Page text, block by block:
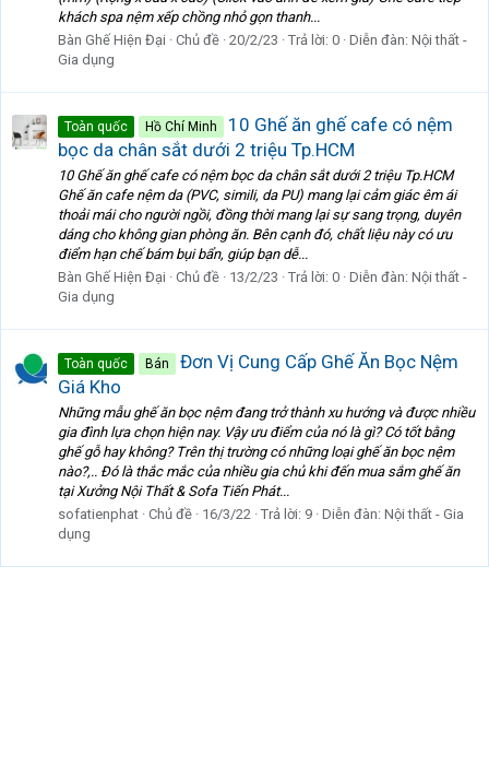
khách spa nệm xếp chồng nhỏ gọn thanh...
Bàn Ghế Hiện Đại
Chủ đề 20/2/23 Trả lời: 0 Diễn đàn: Nội thất -
Gia dụng
Toàn quốc Hồ Chí Minh
10 Ghế ăn ghế cafe có nệm
bọc da chân sắt dưới 2 triệu Tp.HCM
10 Ghế ăn ghế cafe có nệm bọc da chân sắt dưới 2 triệu Tp.HCM
Ghế ăn cafe nệm da (PVC, simili, da PU) mang lại cảm giác êm ái
thoải mái cho người ngồi, đồng thời mang lại sự sang trọng, duyên
dáng cho không gian phòng ăn. Bên cạnh đó, chất liệu này có ưu
điểm hạn chế bám bụi bẩn, giúp bạn dễ...
Bàn Ghế Hiện Đại
Chủ đề 13/2/23 Trả lời: 0 Diễn đàn: Nội thất -
Gia dụng
Toàn quốc Bán
Đơn Vị Cung Cấp Ghế Ăn Bọc Nệm
Giá Kho
Những mẫu ghế ăn bọc nệm đang trở thành xu hướng và được nhiều
gia đình lựa chọn hiện nay. Vậy ưu điểm của nó là gì? Có tốt bằng
ghế gỗ hay không? Trên thị trường có những loại ghế ăn bọc nệm
nào?,.. Đó là thắc mắc của nhiều gia chủ khi đến mua sắm ghế ăn
tại Xưởng Nội Thất & Sofa Tiến Phát...
sofatienphat Chủ đề 16/3/22 Trả lời: 9 Diễn đàn: Nội thất - Gia
dụng